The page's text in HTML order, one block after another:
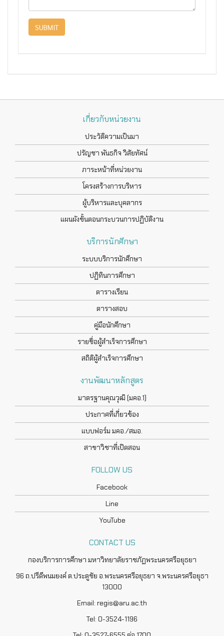
SUBMIT
เกี่ยวกับหน่วยงาน
ประวัติความเป็นมา
ปรัญชา พันธกิจ วิสัยทัศน์
ภาระหน้าที่หน่วยงาน
โครงสร้างการบริหาร
ผู้บริหารและบุคลากร
แผนผังขั้นตอนกระบวนการปฏิบัติงาน
บริการนักศึกษา
ระบบบริการนักศึกษา
ปฏิทินการศึกษา
ตารางเรียน
ตารางสอบ
คู่มือนักศึกษา
รายชื่อผู้สำเร็จการศึกษา
สถิติผู้สำเร็จการศึกษา
งานพัฒนาหลักสูตร
มาตรฐานคุณวุฒิ (มคอ.1)
ประกาศที่เกี่ยวข้อง
แบบฟอร์ม มคอ./สมอ.
สาขาวิชาที่เปิดสอน
FOLLOW US
Facebook
Line
YouTube
CONTACT US
กองบริการการศึกษา มหาวิทยาลัยราชภัฏพระนครศรีอยุธยา
96 ถ.ปรีดีพนมยงค์ ต.ประตูชัย อ.พระนครศรีอยุธยา จ.พระนครศรีอยุธา
13000
Email: regis@aru.ac.th
Tel: 0-3524-1196